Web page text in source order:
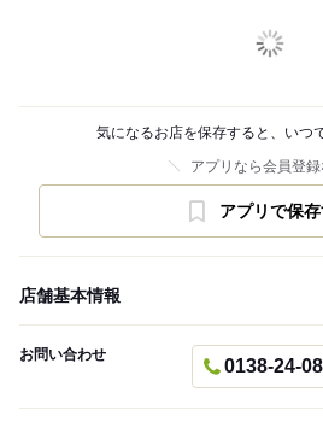
気になるお店を保存すると、いつ
アプリなら会員登録
アプリで保
店舗基本情報
お問い合わせ
0138-24-